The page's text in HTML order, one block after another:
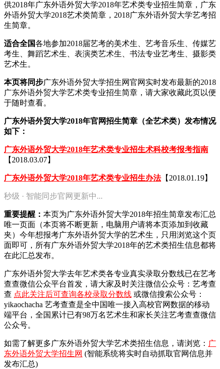
供2018年广东外语外贸大学2018年艺术类专业招生简章，广东
外语外贸大学2018艺术类简章，2018广东外语外贸大学艺考招
生简章。
适合全国各地参加2018届艺考的美术生、艺考音乐生、传媒艺
考生、舞蹈艺术生、表演类艺术生、书法专业艺考生、摄影类
艺术生。
本页将同步广东外语外贸大学招生网官网实时发布最新的2018
广东外语外贸大学艺术类专业招生简章，请大家收藏此页以便
于随时查看。
广东外语外贸大学2018年官网招生简章（全艺术类）发布情况
如下：
广东外语外贸大学2018年艺术类专业招生术科校考报考指南
【2018.03.07】
广东外语外贸大学2018年艺术类专业招生办法【2018.01.19】
秒级 · 智能同步官网更新中...
重要提醒： 本页为广东外语外贸大学2018年招生简章发布汇总
唯一页面（本页将不断更新，电脑用户请将本页添加到收藏
夹）今年想报考广东外语外贸大学的艺术生，只用浏览这个页
面即可，所有广东外语外贸大学2018年的艺术类招生信息都将
在此汇总发布。
广东外语外贸大学去年艺术类各专业真实录取分数线已在艺考
查查微信公众平台首发， 请大家及时关注微信公众号：艺考查
查 点此关注后可查询各校录取分数线 或微信搜索公众号：
yikaochacha 艺考查查是全中国唯一接入高校官网数据的移动
端平台，全国累计已有98万名艺术生和家长关注艺考查查微信
公众号。
如需了解更多广东外语外贸大学艺术类招生信息，请浏览： 广
东外语外贸大学招生网 (智能系统将实时自动抓取官网信息并
发布汇总)